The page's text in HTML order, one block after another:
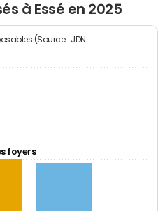
à Essé en 2025
(Source : JDN
foyers